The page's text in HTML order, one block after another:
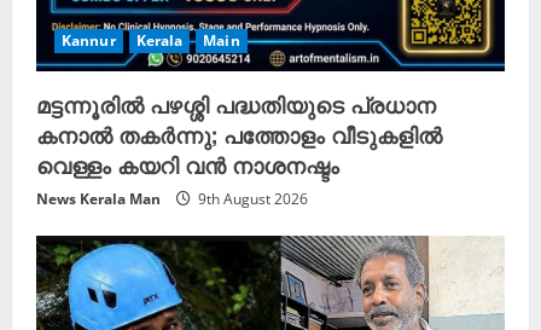
Kannur Kerala Main
മട്ടന്നൂരിൽ പഴശ്ശി പദ്ധതിയുടെ പ്രധാന
കനാൽ തകർന്നു; പത്തോളം വീടുകളിൽ
വെള്ളം കയറി വൻ നാശനഷ്ടം
News Kerala Man 9th August 2026